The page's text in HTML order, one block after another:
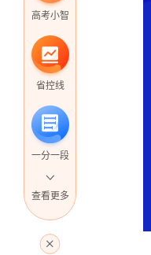
高考小智
省控线
一分一段
查看更多